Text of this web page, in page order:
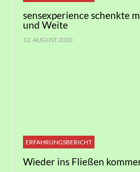
sensexperience schenkte
und Weite
12. AUGUST 2020
ERFAHRUNGSBERICHT
Wieder ins Fließen